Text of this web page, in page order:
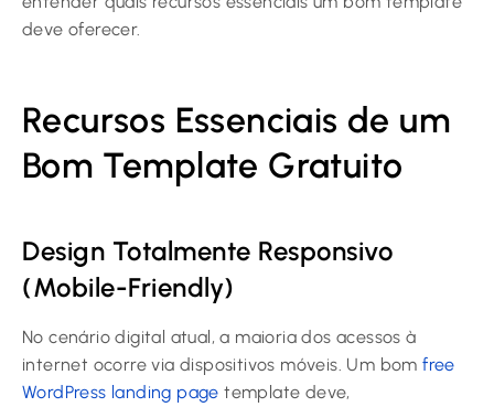
deve oferecer.
Recursos Essenciais de um
Bom Template Gratuito
Design Totalmente Responsivo
(Mobile-Friendly)
No cenário digital atual, a maioria dos acessos à
internet ocorre via dispositivos móveis. Um bomfree
WordPress landing page template deve,